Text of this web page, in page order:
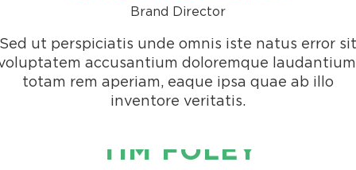
Brand Director
Sed ut perspiciatis unde omnis iste natus error sit
accusantium doloremque
totam rem aperiam, eaque ipsa quae ab illo
inventore veritatis.
TIM FOLEY